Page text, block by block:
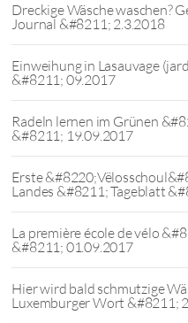
Dreckige Wäsche waschen?
Journal &#8211; 2.3.2018
Einweihung in Lasauvage
&#8211; 09.2017
Radeln lernen im Grünen
&#8211; 19.09.2017
Erste
Landes &#8211; Tageblatt
La première école de vélo
&#8211; 01.09.2017
Hier wird bald schmutzige
Luxemburger Wort &#8211;